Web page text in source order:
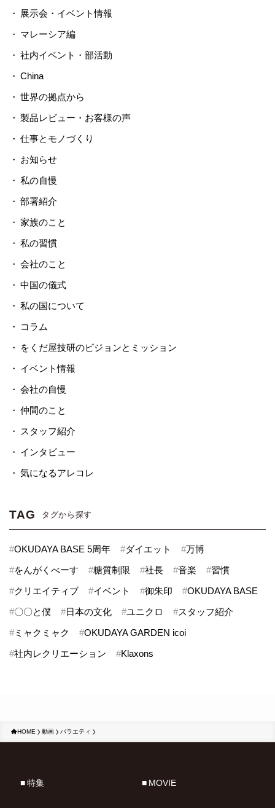
展示会・イベント情報
マレーシア編
社内イベント・部活動
China
世界の拠点から
製品レビュー・お客様の声
仕事とモノづくり
お知らせ
私の自慢
部署紹介
家族のこと
私の習慣
会社のこと
中国の儀式
私の国について
コラム
をくだ屋技研のビジョンとミッション
イベント情報
会社の自慢
仲間のこと
スタッフ紹介
インタビュー
気になるアレコレ
TAG タグから探す
#OKUDAYA BASE 5周年 #ダイエット #万博
#をんがくべーす #糖質制限 #社長 #音楽 #習慣
#クリエイティブ #イベント #御朱印 #OKUDAYA BASE
#〇〇と僕 #日本の文化 #ユニクロ #スタッフ紹介
#ミャクミャク #OKUDAYA GARDEN icoi
#社内レクリエーション #Klaxons
HOME 動画 バラエティ
特集 MOVIE